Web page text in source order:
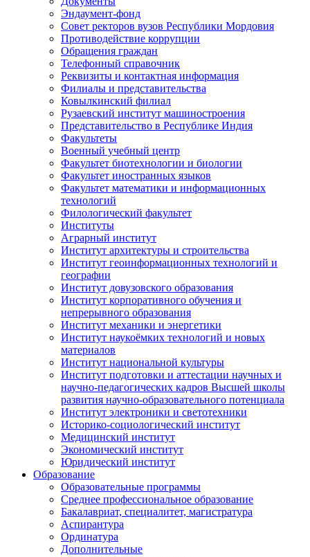
Эндаумент-фонд
Совет ректоров вузов Республики Мордовия
Противодействие коррупции
Обращения граждан
Телефонный справочник
Реквизиты и контактная информация
Филиалы и представительства
Ковылкинский филиал
Рузаевский институт машиностроения
Представительство в Республике Индия
Факультеты
Военный учебный центр
Факультет биотехнологии и биологии
Факультет иностранных языков
Факультет математики и информационных
технологий
Филологический факультет
Институты
Аграрный институт
Институт архитектуры и строительства
Институт геоинформационных технологий и
географии
Институт довузовского образования
Институт корпоративного обучения и
непрерывного образования
Институт механики и энергетики
Институт наукоёмких технологий и новых
материалов
Институт национальной культуры
Институт подготовки и аттестации научных и
научно-педагогических кадров Высшей школы
развития научно-образовательного потенциала
Институт электроники и светотехники
Историко-социологический институт
Медицинский институт
Экономический институт
Юридический институт
Образование
Образовательные программы
Среднее профессиональное образование
Бакалавриат, специалитет, магистратура
Аспирантура
Ординатура
Дополнительные